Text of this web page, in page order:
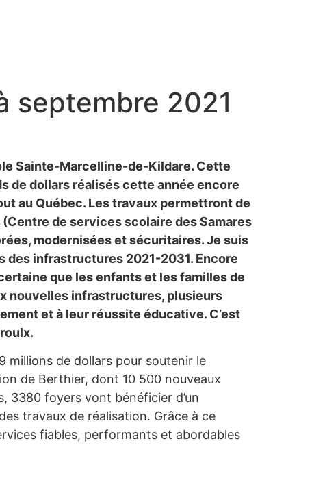
septembre 2021
Sainte-Marcelline-de-Kildare. Cette
de dollars réalisés cette année encore
au Québec. Les travaux permettront de
de services scolaire des Samares
modernisées et sécuritaires. Je suis
des infrastructures 2021-2031. Encore
que les enfants et les familles de
nouvelles infrastructures, plusieurs
et à leur réussite éducative. C’est
millions de dollars pour soutenir le
de Berthier, dont 10 500 nouveaux
3380 foyers vont bénéficier d’un
travaux de réalisation. Grâce à ce
fiables, performants et abordables